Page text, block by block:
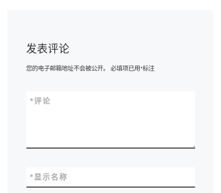
发表评论
您的电子邮箱地址不会被公开。 必填项已用*标注
评论
*
显示名称
*